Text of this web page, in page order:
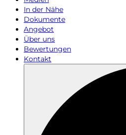
In der Nähe
Dokumente
Angebot
Über uns
Bewertungen
Kontakt